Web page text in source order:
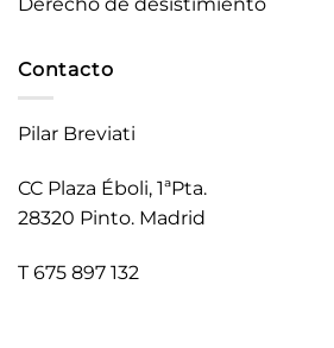
Contacto
Pilar Breviati
CC Plaza Éboli, 1ªPta.
28320 Pinto. Madrid
T 675 897 132